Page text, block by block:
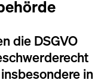
die DSGVO
in